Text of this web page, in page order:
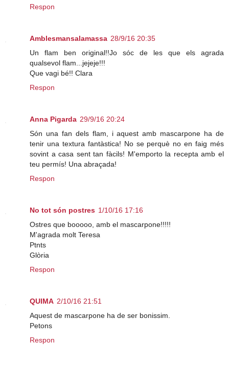
Respon
Amblesmansalamassa 28/9/16 20:35
Un flam ben original!!Jo sóc de les que els agrada
qualsevol flam...jejeje!!!
Que vagi bé!! Clara
Respon
Anna Pigarda 29/9/16 20:24
Són una fan dels flam, i aquest amb mascarpone ha de
tenir una textura fantàstica! No se perquè no en faig més
sovint a casa sent tan fàcils! M'emporto la recepta amb el
teu permís! Una abraçada!
Respon
No tot són postres 1/10/16 17:16
Ostres que booooo, amb el mascarpone!!!!!
M'agrada molt Teresa
Ptnts
Glòria
Respon
QUIMA 2/10/16 21:51
Aquest de mascarpone ha de ser bonissim.
Petons
Respon